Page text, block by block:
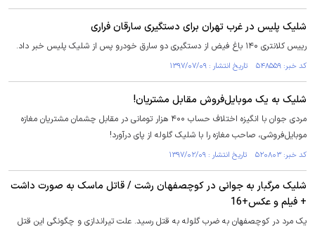
شلیک پلیس در غرب تهران برای دستگیری سارقان فراری
رییس کلانتری ۱۴۰ باغ فیض از دستگیری دو سارق خودرو پس از شلیک پلیس خبر داد.
کد خبر: ۵۴۸۵۵۹ تاریخ انتشار : ۱۳۹۷/۰۷/۰۹
شلیک به یک موبایل‌فروش مقابل مشتریان!
مردی جوان با انگیزه اختلاف حساب ۴۰۰ هزار تومانی در مقابل چشمان مشتریان مغازه
موبایل‌فروشی، صاحب مغازه را با شلیک گلوله از پای درآورد!
کد خبر: ۵۲۰۸۰۳ تاریخ انتشار : ۱۳۹۷/۰۲/۰۹
شلیک مرگبار به جوانی در کوچصفهان رشت / قاتل ماسک به صورت داشت
+ فیلم و عکس+16
یک مرد در کوچصفهان به ضرب گلوله به قتل رسید. علت تیراندازی و چگونگی این قتل